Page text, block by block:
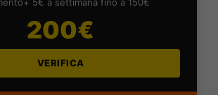
200€
VERIFICA